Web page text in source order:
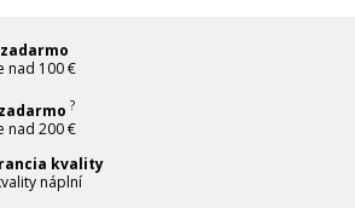
nad 100 €
?
nad 200 €
kvality
náplní